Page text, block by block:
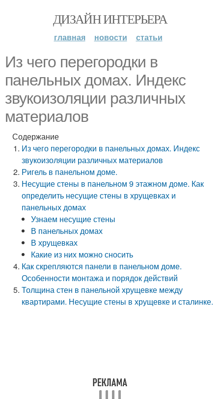
ДИЗАЙН ИНТЕРЬЕРА
главная новости статьи
Из чего перегородки в
панельных домах. Индекс
звукоизоляции различных
материалов
Содержание
Из чего перегородки в панельных домах. Индекс
звукоизоляции различных материалов
Ригель в панельном доме.
Несущие стены в панельном 9 этажном доме. Как
определить несущие стены в хрущевках и
панельных домах
Узнаем несущие стены
В панельных домах
В хрущевках
Какие из них можно сносить
Как скрепляются панели в панельном доме.
Особенности монтажа и порядок действий
Толщина стен в панельной хрущевке между
квартирами. Несущие стены в хрущевке и сталинке.